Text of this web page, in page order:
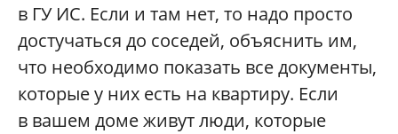
в ГУ ИС. Если и там нет, то надо просто
достучаться до соседей, объяснить им,
что необходимо показать все документы,
которые у них есть на квартиру. Если
в вашем доме живут люди, которые